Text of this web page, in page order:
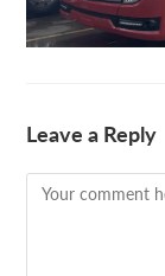
Leave a Reply